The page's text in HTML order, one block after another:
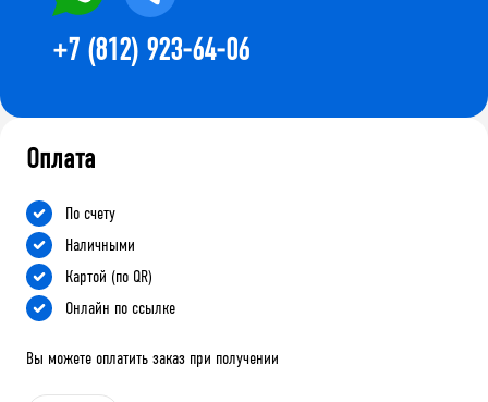
+7 (812) 923-64-06
Оплата
По счету
Наличными
Картой (по QR)
Онлайн по ссылке
Вы можете оплатить заказ при получении